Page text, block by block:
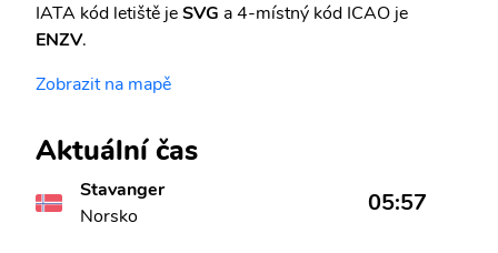
IATA kód letiště jeSVG a 4-místný kód ICAO je
ENZV.
Zobrazit na mapě
Aktuální čas
Stavanger
Norsko
05:57